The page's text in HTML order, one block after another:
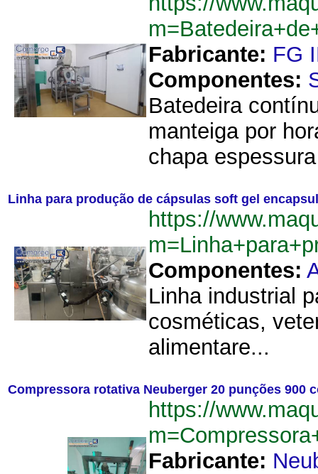
Fabricante: FG
Componentes:
Batedeira
manteiga por
chapa
Linha para produção de cápsulas soft gel
https://
Componentes:
Linha industrial
cosméticas,
alimentare...
Compressora rotativa Neuberger 20 punções 900
https://
Fabricante: